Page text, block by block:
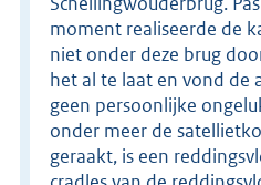
moment realiseerde de
niet onder deze brug
het al te laat en vond de
geen persoonlijke
onder meer de
geraakt, is een